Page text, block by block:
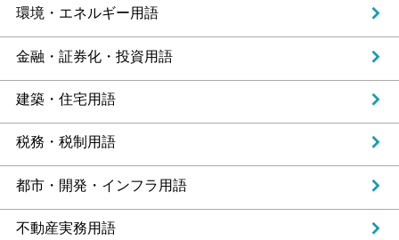
環境・エネルギー用語
金融・証券化・投資用語
建築・住宅用語
税務・税制用語
都市・開発・インフラ用語
不動産実務用語